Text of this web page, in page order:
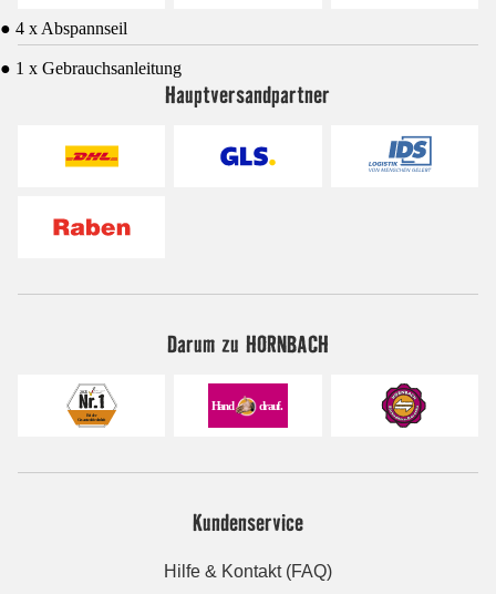
● 4 x Abspannseil
● 1 x Gebrauchsanleitung
Hauptversandpartner
Darum zu HORNBACH
Kundenservice
Hilfe & Kontakt (FAQ)